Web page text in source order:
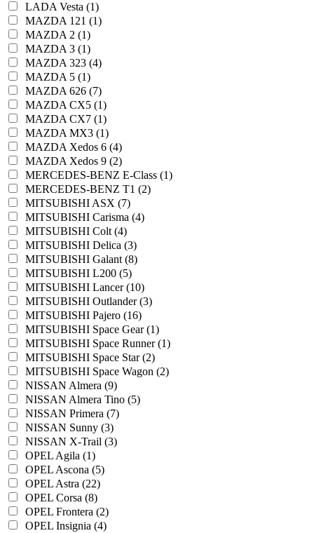
LADA Vesta (1)
MAZDA 121 (1)
MAZDA 2 (1)
MAZDA 3 (1)
MAZDA 323 (4)
MAZDA 5 (1)
MAZDA 626 (7)
MAZDA CX5 (1)
MAZDA CX7 (1)
MAZDA MX3 (1)
MAZDA Xedos 6 (4)
MAZDA Xedos 9 (2)
MERCEDES-BENZ E-Class (1)
MERCEDES-BENZ T1 (2)
MITSUBISHI ASX (7)
MITSUBISHI Carisma (4)
MITSUBISHI Colt (4)
MITSUBISHI Delica (3)
MITSUBISHI Galant (8)
MITSUBISHI L200 (5)
MITSUBISHI Lancer (10)
MITSUBISHI Outlander (3)
MITSUBISHI Pajero (16)
MITSUBISHI Space Gear (1)
MITSUBISHI Space Runner (1)
MITSUBISHI Space Star (2)
MITSUBISHI Space Wagon (2)
NISSAN Almera (9)
NISSAN Almera Tino (5)
NISSAN Primera (7)
NISSAN Sunny (3)
NISSAN X-Trail (3)
OPEL Agila (1)
OPEL Ascona (5)
OPEL Astra (22)
OPEL Corsa (8)
OPEL Frontera (2)
OPEL Insignia (4)